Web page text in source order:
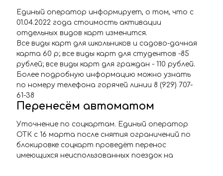
Единый оператор информирует, о том, что с
01.04.2022 года стоимость активации
отдельных видов карт изменится.
Все виды карт для школьников и садово-дачная
карта 60 р; все виды карт для студентов -85
рублей; все виды карт для граждан - 110 рублей.
Более подробную информацию можно узнать
по номеру телефона горячей линии 8 (929) 707-
61-38
Перенесём автоматом
Уточнение по соцкартам. Единый оператор
ОТК с 16 марта после снятия ограничений по
блокировке соцкарт проведёт перенос
имеющихся неиспользованных поездок на